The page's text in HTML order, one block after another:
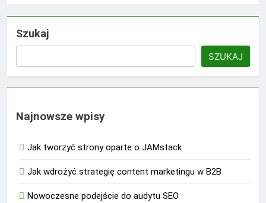
Szukaj
SZUKAJ
Najnowsze wpisy
Jak tworzyć strony oparte o JAMstack
Jak wdrożyć strategię content marketingu w B2B
Nowoczesne podejście do audytu SEO